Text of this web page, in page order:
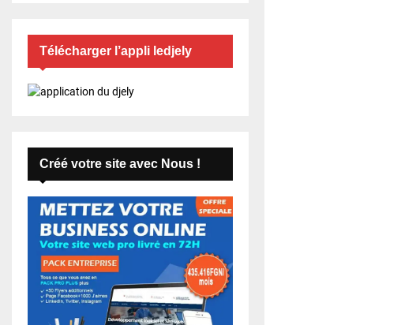
Télécharger l’appli ledjely
Créé votre site avec Nous !